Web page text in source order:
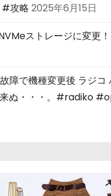
#攻略 2025年6月15日
ストレージに変更！
障で機種変更後 ラジコ
来ぬ・・・。#radiko